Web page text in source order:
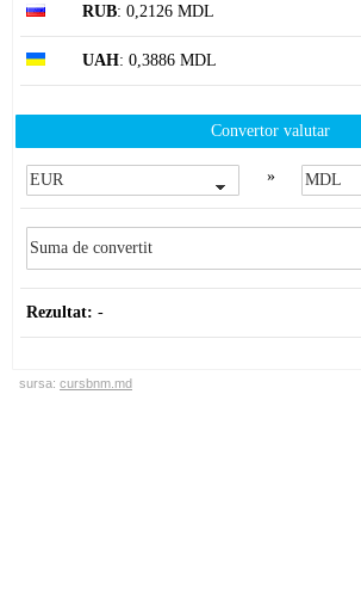
RUB: 0,2126 MDL
UAH: 0,3886 MDL
Convertor valutar
»
Rezultat: -
sursa: cursbnm.md